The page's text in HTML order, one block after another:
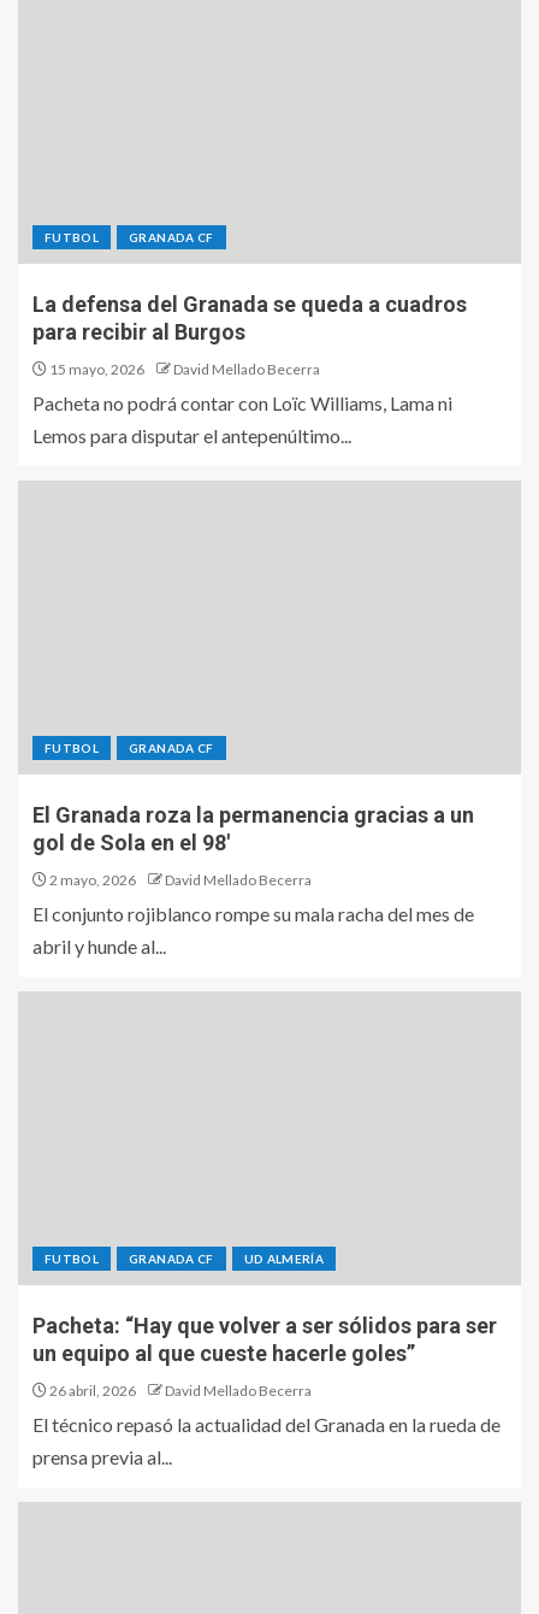
FUTBOL GRANADA CF
La defensa del Granada se queda a cuadros
para recibir al Burgos
15 mayo, 2026 David Mellado Becerra
Pacheta no podrá contar con Loïc Williams, Lama ni
Lemos para disputar el antepenúltimo...
FUTBOL GRANADA CF
El Granada roza la permanencia gracias a un
gol de Sola en el 98′
2 mayo, 2026 David Mellado Becerra
El conjunto rojiblanco rompe su mala racha del mes de
abril y hunde al...
FUTBOL GRANADA CF UD ALMERÍA
Pacheta: “Hay que volver a ser sólidos para ser
un equipo al que cueste hacerle goles”
26 abril, 2026 David Mellado Becerra
El técnico repasó la actualidad del Granada en la rueda de
prensa previa al...